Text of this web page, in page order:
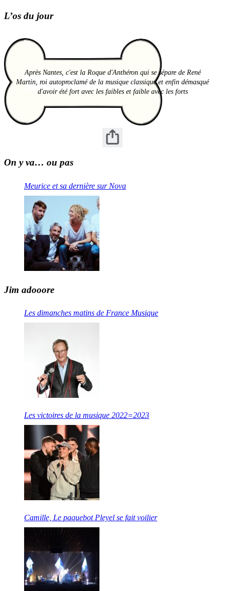
L’os du jour
Après Nantes, c'est la Roque d'Anthéron qui se sépare de René
Martin, roi autoproclamé de la musique classique et enfin démasqué
d'avoir été fort avec les faibles et faible avec les forts
On y va… ou pas
Meurice et sa dernière sur Nova
Jim adooore
Les dimanches matins de France Musique
Les victoires de la musique 2022=2023
Camille, Le paquebot Pleyel se fait voilier